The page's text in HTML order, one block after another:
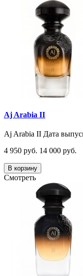
Aj Arabia II
Aj Arabia II Дата
4 950 руб. 14 000 руб.
В корзину
Смотреть